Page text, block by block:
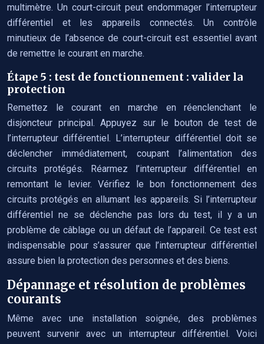
multimètre. Un court-circuit peut endommager l’interrupteur
différentiel et les appareils connectés. Un contrôle
minutieux de l’absence de court-circuit est essentiel avant
de remettre le courant en marche.
Étape 5 : test de fonctionnement : valider la
protection
Remettez le courant en marche en réenclenchant le
disjoncteur principal. Appuyez sur le bouton de test de
l’interrupteur différentiel. L’interrupteur différentiel doit se
déclencher immédiatement, coupant l’alimentation des
circuits protégés. Réarmez l’interrupteur différentiel en
remontant le levier. Vérifiez le bon fonctionnement des
circuits protégés en allumant les appareils. Si l’interrupteur
différentiel ne se déclenche pas lors du test, il y a un
problème de câblage ou un défaut de l’appareil. Ce test est
indispensable pour s’assurer que l’interrupteur différentiel
assure bien la protection des personnes et des biens.
Dépannage et résolution de problèmes
courants
Même avec une installation soignée, des problèmes
peuvent survenir avec un interrupteur différentiel. Voici